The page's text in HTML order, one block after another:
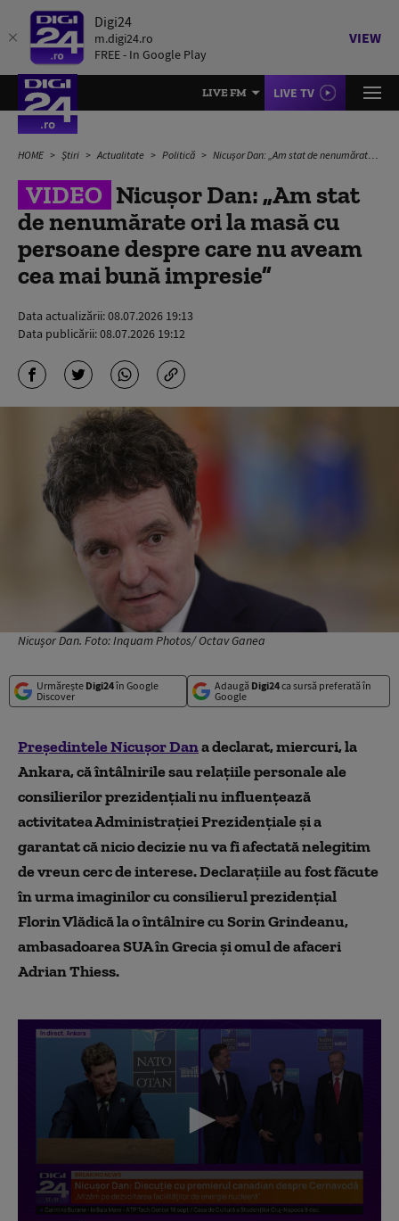
Digi24
m.digi24.ro
FREE - In Google Play
VIEW
LIVE FM LIVE TV
HOME Știri Actualitate Politică Nicuşor Dan: „Am stat de nenumărate ori la masă cu persoane despre care nu aveam cea mai bună impresie”
VIDEO Nicuşor Dan: „Am stat
de nenumărate ori la masă cu
persoane despre care nu aveam
cea mai bună impresie”
Data actualizării:08.07.2026 19:13
Data publicării:08.07.2026 19:12
Nicușor Dan. Foto: Inquam Photos/ Octav Ganea
Urmărește Digi24în Google
Discover
Adaugă Digi24ca sursă preferată în
Google
Președintele Nicușor Dana declarat, miercuri, la
Ankara, că întâlnirile sau relațiile personale ale
consilierilor prezidențiali nu influențează
activitatea Administrației Prezidențiale și a
garantat că nicio decizie nu va fi afectată nelegitim
de vreun cerc de interese. Declarațiile au fost făcute
în urma imaginilor cu consilierul prezidențial
Florin Vlădică la o întâlnire cu Sorin Grindeanu,
ambasadoarea SUA în Grecia și omul de afaceri
Adrian Thiess.